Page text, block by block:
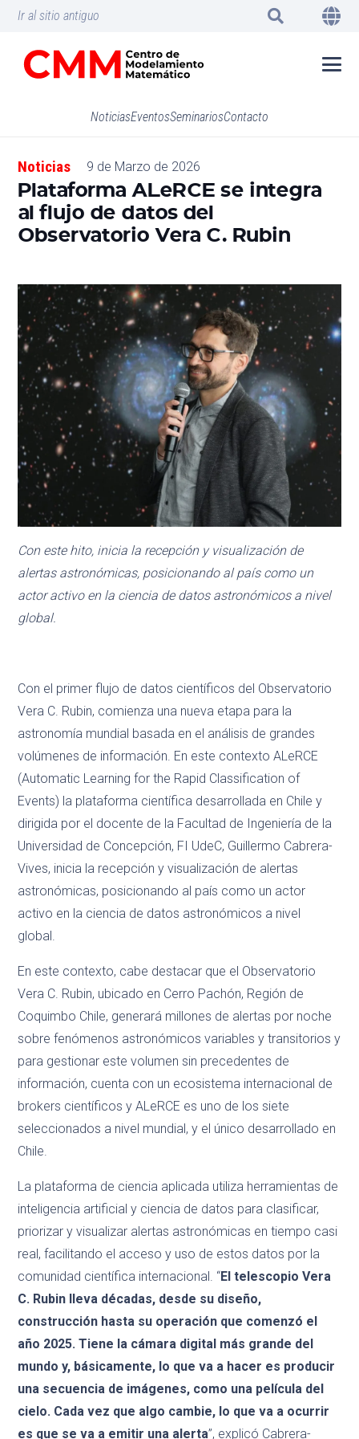
Ir al sitio antiguo
NoticiasEventosSeminariosContacto
Noticias 9 de Marzo de 2026
Plataforma ALeRCE se integra
al flujo de datos del
Observatorio Vera C. Rubin
Con este hito, inicia la recepción y visualización de
alertas astronómicas, posicionando al país como un
actor activo en la ciencia de datos astronómicos a nivel
global.
Con el primer flujo de datos científicos del Observatorio
Vera C. Rubin, comienza una nueva etapa para la
astronomía mundial basada en el análisis de grandes
volúmenes de información. En este contexto ALeRCE
(Automatic Learning for the Rapid Classification of
Events) la plataforma científica desarrollada en Chile y
dirigida por el docente de la Facultad de Ingeniería de la
Universidad de Concepción, FI UdeC, Guillermo Cabrera-
Vives, inicia la recepción y visualización de alertas
astronómicas, posicionando al país como un actor
activo en la ciencia de datos astronómicos a nivel
global.
En este contexto, cabe destacar que el Observatorio
Vera C. Rubin, ubicado en Cerro Pachón, Región de
Coquimbo Chile, generará millones de alertas por noche
sobre fenómenos astronómicos variables y transitorios y
para gestionar este volumen sin precedentes de
información, cuenta con un ecosistema internacional de
brokers científicos y ALeRCE es uno de los siete
seleccionados a nivel mundial, y el único desarrollado en
Chile.
La plataforma de ciencia aplicada utiliza herramientas de
inteligencia artificial y ciencia de datos para clasificar,
priorizar y visualizar alertas astronómicas en tiempo casi
real, facilitando el acceso y uso de estos datos por la
comunidad científica internacional. “El telescopio Vera
C. Rubin lleva décadas, desde su diseño,
construcción hasta su operación que comenzó el
año 2025. Tiene la cámara digital más grande del
mundo y, básicamente, lo que va a hacer es producir
una secuencia de imágenes, como una película del
cielo. Cada vez que algo cambie, lo que va a ocurrir
es que se va a emitir una alerta”, explicó Cabrera-